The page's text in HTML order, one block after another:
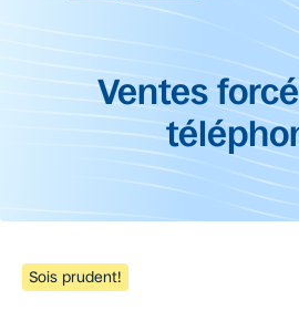
Début du contenu principal.
Ventes
Sois prudent!